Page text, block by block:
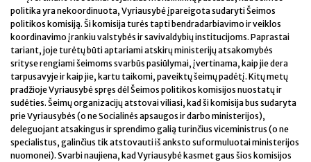
politika yra nekoordinuota, Vyriausybė įpareigota sudaryti Šeimos
politikos komisiją. Ši komisija turės tapti bendradarbiavimo ir veiklos
koordinavimo įrankiu valstybės ir savivaldybių institucijoms. Paprastai
tariant, joje turėtų būti aptariami atskirų ministerijų atsakomybės
srityse rengiami šeimoms svarbūs pasiūlymai, įvertinama, kaip jie dera
tarpusavyje ir kaip jie, kartu taikomi, paveiktų šeimų padėtį. Kitų metų
pradžioje Vyriausybė spręs dėl Šeimos politikos komisijos nuostatų ir
sudėties. Šeimų organizacijų atstovai viliasi, kad ši komisija bus sudaryta
prie Vyriausybės (o ne Socialinės apsaugos ir darbo ministerijos),
deleguojant atsakingus ir sprendimo galią turinčius viceministrus (o ne
specialistus, galinčius tik atstovauti iš anksto suformuluotai ministerijos
nuomonei). Svarbi naujiena, kad Vyriausybė kasmet gaus šios komisijos